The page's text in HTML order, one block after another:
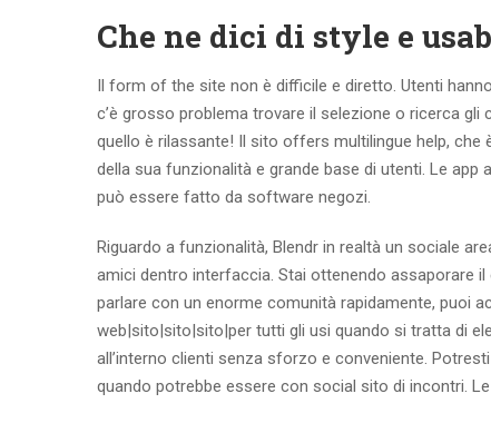
Che ne dici di style e
Il form of the site non è difficile e diretto. Utenti
c’è grosso problema trovare il selezione o ricerca
quello è rilassante! Il sito offers multilingue help,
della sua funzionalità e grande base di utenti. Le
può essere fatto da software negozi.
Riguardo a funzionalità, Blendr in realtà un sociale
amici dentro interfaccia. Stai ottenendo assaporare
parlare con un enorme comunità rapidamente, puoi
web|sito|sito|sito|per tutti gli usi quando si tratta di
all’interno clienti senza sforzo e conveniente.
quando potrebbe essere con social sito di incontri.